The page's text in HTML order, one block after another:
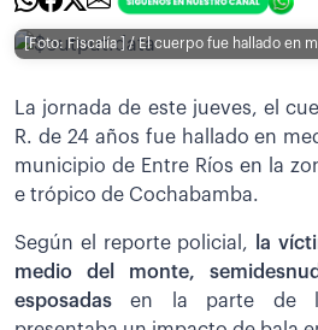
[Foto: Fiscalía ] / El cuerpo fue hallado en
La jornada de este jueves, el
R. de 24 años fue hallado en
municipio de Entre Ríos en la
e trópico de Cochabamba.
Según el reporte policial, la
medio del monte,
esposadasen la parte de